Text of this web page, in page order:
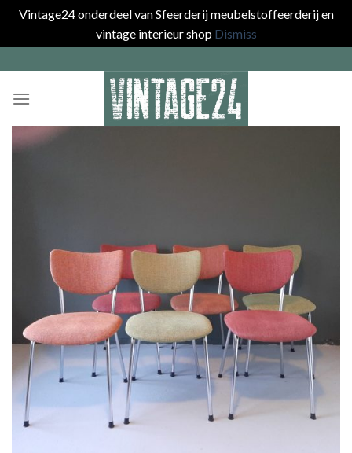
Vintage24 onderdeel van Sfeerderij meubelstoffeerderij en
vintage interieur shop Dismiss
to
content